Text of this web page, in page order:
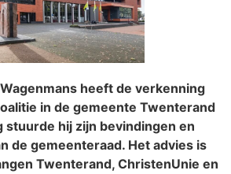
heeft de verkenning
in de gemeente Twenterand
stuurde hij zijn bevindingen en
de gemeenteraad. Het advies is
Twenterand, ChristenUnie en